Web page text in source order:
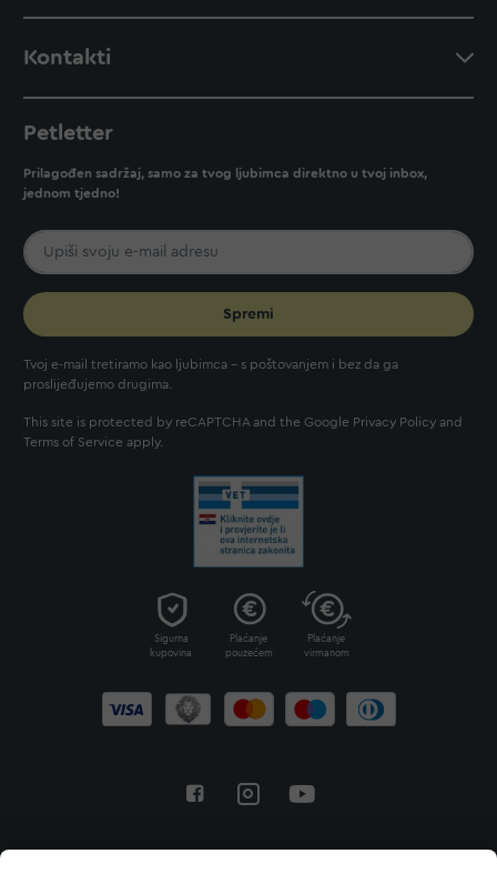
Kontakti
Petletter
Prilagođen sadržaj, samo za tvog ljubimca direktno u tvoj inbox,
jednom tjedno!
Spremi
Tvoj e-mail tretiramo kao ljubimca - s poštovanjem i bez da ga
proslijeđujemo drugima.
This site is protected by reCAPTCHA and the Google Privacy Policy and
Terms of Service apply.
Sigurna
kupovina
Plaćanje
pouzećem
Plaćanje
virmanom